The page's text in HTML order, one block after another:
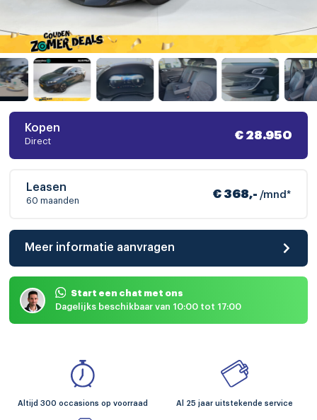
Leasen
60 maanden
€ 368,- /mnd*
Kopen
Direct
€ 28.950
Meer informatie aanvragen
Start een chat met ons
Dagelijks beschikbaar van 10:00 tot 17:00
Altijd 300 occasions op voorraad Al 25 jaar uitstekende service